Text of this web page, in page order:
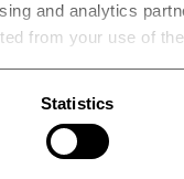
and analytics
from your use of
Statistics